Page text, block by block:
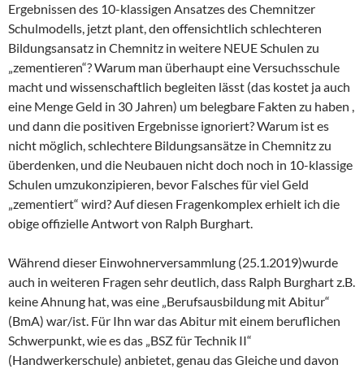
Ergebnissen des 10-klassigen Ansatzes des Chemnitzer
Schulmodells, jetzt plant, den offensichtlich schlechteren
Bildungsansatz in Chemnitz in weitere NEUE Schulen zu
„zementieren“? Warum man überhaupt eine Versuchsschule
macht und wissenschaftlich begleiten lässt (das kostet ja auch
eine Menge Geld in 30 Jahren) um belegbare Fakten zu haben ,
und dann die positiven Ergebnisse ignoriert? Warum ist es
nicht möglich, schlechtere Bildungsansätze in Chemnitz zu
überdenken, und die Neubauen nicht doch noch in 10-klassige
Schulen umzukonzipieren, bevor Falsches für viel Geld
„zementiert“ wird? Auf diesen Fragenkomplex erhielt ich die
obige offizielle Antwort von Ralph Burghart.
Während dieser Einwohnerversammlung (25.1.2019)wurde
auch in weiteren Fragen sehr deutlich, dass Ralph Burghart z.B.
keine Ahnung hat, was eine „Berufsausbildung mit Abitur“
(BmA) war/ist. Für Ihn war das Abitur mit einem beruflichen
Schwerpunkt, wie es das „BSZ für Technik II“
(Handwerkerschule) anbietet, genau das Gleiche und davon